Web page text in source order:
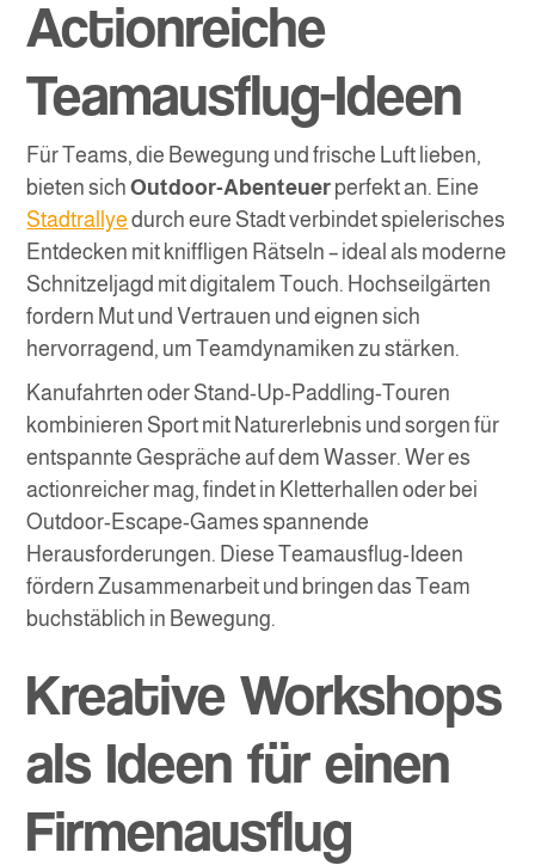
Actionreiche
Teamausflug-Ideen
Für Teams, die Bewegung und frische Luft lieben,
bieten sichOutdoor-Abenteuer perfekt an. Eine
Stadtrallye durch eure Stadt verbindet spielerisches
Entdecken mit kniffligen Rätseln – ideal als moderne
Schnitzeljagd mit digitalem Touch. Hochseilgärten
fordern Mut und Vertrauen und eignen sich
hervorragend, um Teamdynamiken zu stärken.
Kanufahrten oder Stand-Up-Paddling-Touren
kombinieren Sport mit Naturerlebnis und sorgen für
entspannte Gespräche auf dem Wasser. Wer es
actionreicher mag, findet in Kletterhallen oder bei
Outdoor-Escape-Games spannende
Herausforderungen. Diese Teamausflug-Ideen
fördern Zusammenarbeit und bringen das Team
buchstäblich in Bewegung.
Kreative Workshops
als Ideen für einen
Firmenausflug